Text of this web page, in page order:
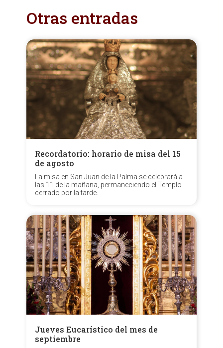
Otras entradas
Recordatorio: horario de misa del 15
de agosto
La misa en San Juan de la Palma se celebrará a
las 11 de la mañana, permaneciendo el Templo
cerrado por la tarde.
Jueves Eucarístico del mes de
septiembre